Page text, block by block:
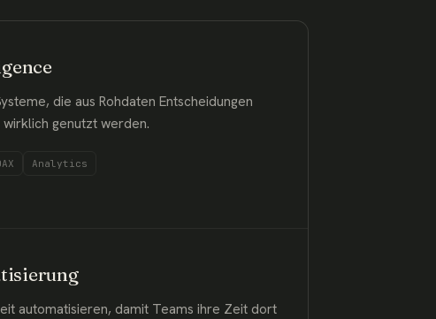
die aus Rohdaten Entscheidungen
genutzt werden.
Analytics
automatisieren, damit Teams ihre Zeit dort